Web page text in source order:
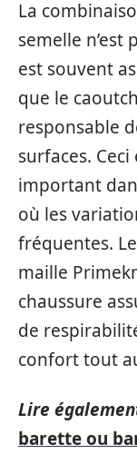
La
semelle n’est
est souvent
que le
responsable
surfaces.
important
où les
fréquentes.
maille
chaussure
de
confort tout
Lire
barette ou